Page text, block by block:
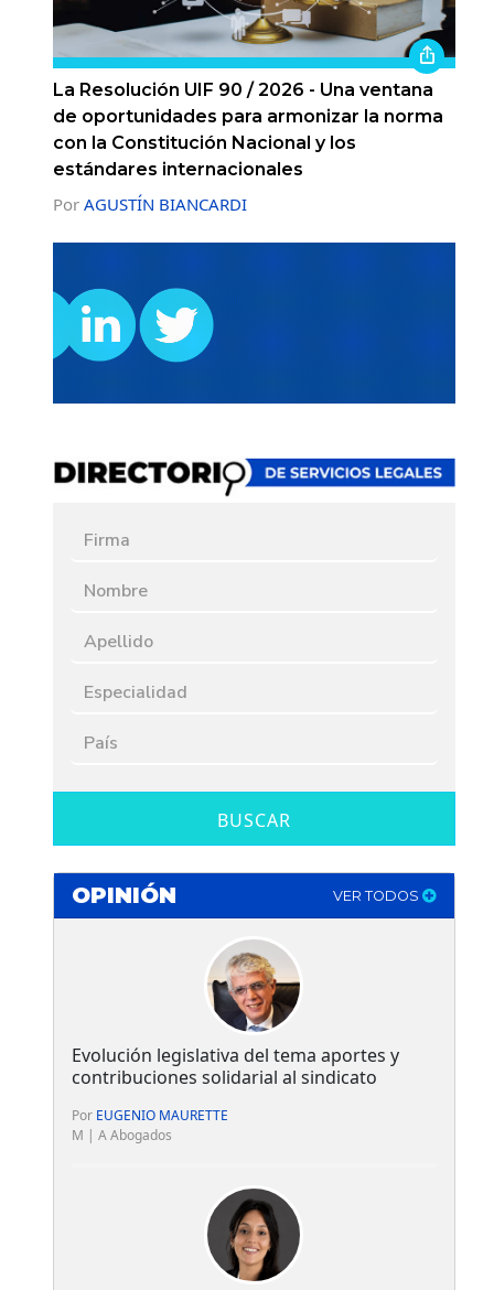
La Resolución UIF 90 / 2026 - Una ventana
de oportunidades para armonizar la norma
con la Constitución Nacional y los
estándares internacionales
Por AGUSTÍN BIANCARDI
BUSCAR
OPINIÓN VER TODOS
Evolución legislativa del tema aportes y
contribuciones solidarial al sindicato
Por EUGENIO MAURETTE
M | A Abogados